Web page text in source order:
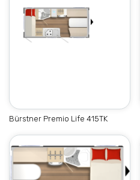
Bürstner Premio Life 415TK